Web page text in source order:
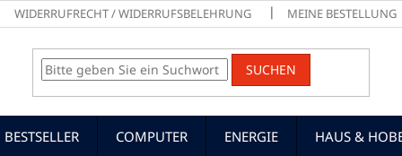
WIDERRUFRECHT / WIDERRUFSBELEHRUNG MEINE BESTELLUNG
SUCHEN
BESTSELLER COMPUTER ENERGIE HAUS &